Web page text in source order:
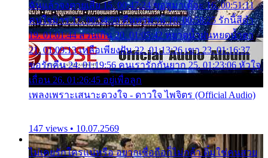
ฉันแล้วจงตายเสีย 15. 00:47:24 ขอสูมาเต๊อะ 16. 00:51:11
คนใจมาร 17. 00:54:50 คืนทรมาน 18. 00:58:25 รักนี้สีดำ
19. 01:01:44 ส่วนเกิน 20. 01:05:42 หยาดน้ำฝนหยดน้ำตา
21. 01:09:13 เหลือเพียงฝัน 22. 01:13:26 เขา 23. 01:16:37
ขอรักคืน 24. 01:19:56 คนเรารักกันยาก 25. 01:23:06 หัวใจ
เถื่อน 26. 01:26:45 อยู่เพื่อลูก
เพลงเพราะเสนาะดวงใจ - ดาวใจ ไพจิตร (Official Audio)
147 views • 10.07.2569
ไม่เคยรักใครแน่หรือ อยากเชื่อถือก็ไม่กล้า ติ๋มใช่คนสวย